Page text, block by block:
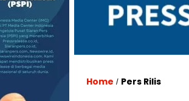
Home / Pers Rilis